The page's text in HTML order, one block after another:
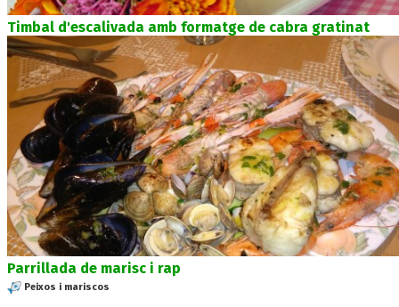
Timbal d'escalivada amb formatge de cabra gratinat
Parrillada de marisc i rap
Peixos i mariscos